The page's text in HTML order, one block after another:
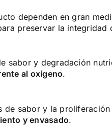
dependen en gran
preservar la integridad
sabor y degradación
al oxígeno.
de sabor y la
y envasado.